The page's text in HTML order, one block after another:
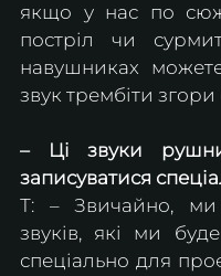
якщо у нас по
постріл чи
навушниках
звук трембіти згори
– Ці звуки
записуватися
Т: – Звичайно,
звуків, які ми
спеціально для